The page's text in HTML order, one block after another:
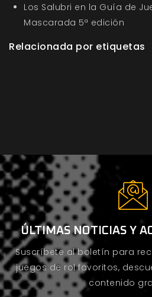
Los Salubri en la Guía de
Mascarada 5ª edición
Relacionada por etiquetas
ÚLTIMAS NOTICIAS Y
Suscríbete al boletín para
juegos de rol favoritos,
contenido